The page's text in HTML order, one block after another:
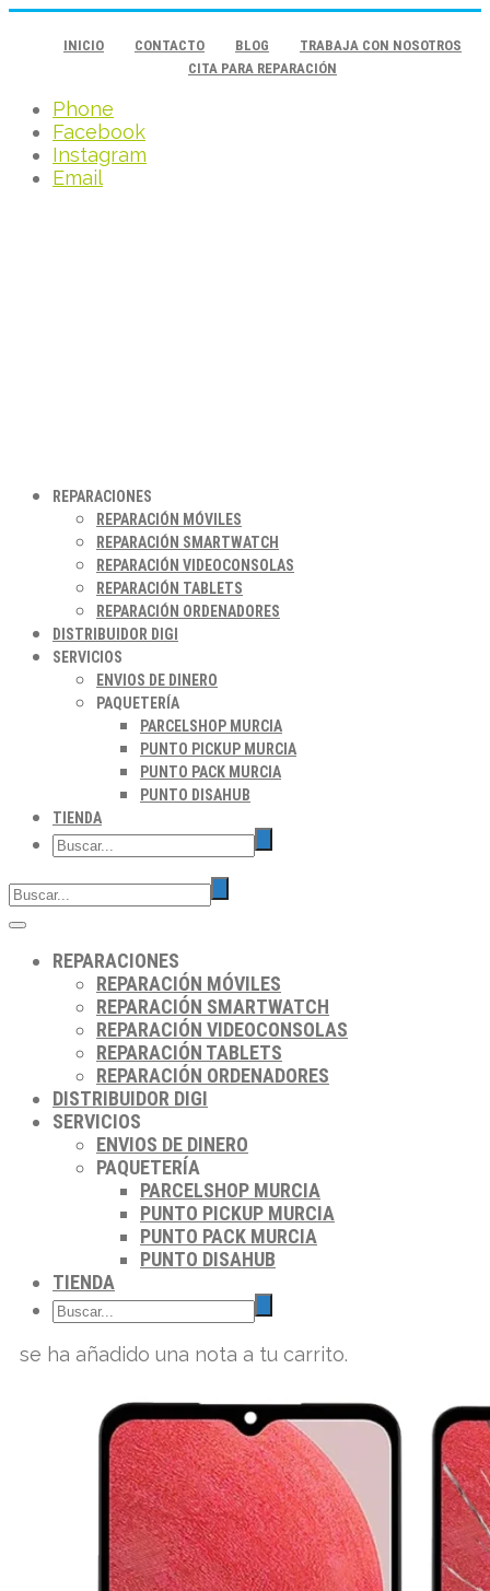
INICIO CONTACTO BLOG
TRABAJA CON NOSOTROS
CITA PARA REPARACIÓN
Phone
Facebook
Instagram
Email
REPARACIONES
REPARACIÓN MÓVILES
REPARACIÓN SMARTWATCH
REPARACIÓN VIDEOCONSOLAS
REPARACIÓN TABLETS
REPARACIÓN ORDENADORES
DISTRIBUIDOR DIGI
SERVICIOS
ENVIOS DE DINERO
PAQUETERÍA
PARCELSHOP MURCIA
PUNTO PICKUP MURCIA
PUNTO PACK MURCIA
PUNTO DISAHUB
TIENDA
REPARACIONES
REPARACIÓN MÓVILES
REPARACIÓN SMARTWATCH
REPARACIÓN VIDEOCONSOLAS
REPARACIÓN TABLETS
REPARACIÓN ORDENADORES
DISTRIBUIDOR DIGI
SERVICIOS
ENVIOS DE DINERO
PAQUETERÍA
PARCELSHOP MURCIA
PUNTO PICKUP MURCIA
PUNTO PACK MURCIA
PUNTO DISAHUB
TIENDA
se ha añadido una nota a tu carrito.